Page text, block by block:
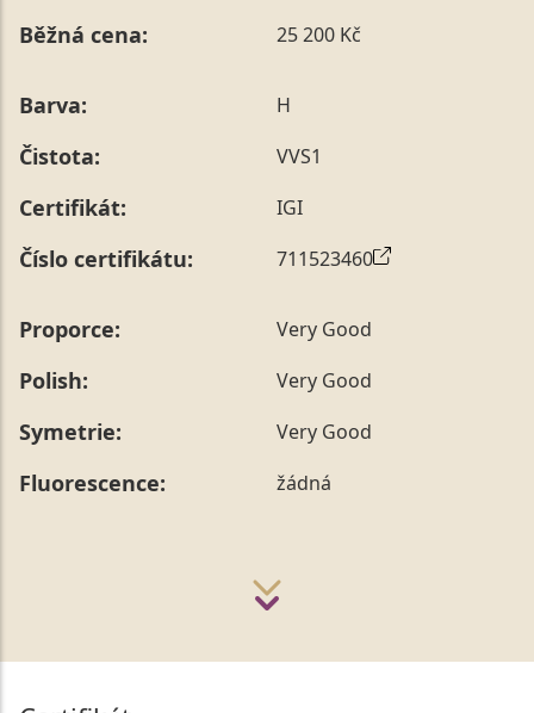
Běžná cena: 25 200 Kč
Barva: H
Čistota: VVS1
Certifikát: IGI
Číslo certifikátu: 711523460
Proporce: Very Good
Polish: Very Good
Symetrie: Very Good
Fluorescence: žádná